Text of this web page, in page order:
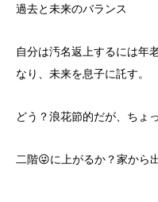
過去と未来のバランス
自分は汚名返上するには年
なり、未来を息子に託す。
どう？浪花節的だが、ちょ
二階😜に上がるか？家から